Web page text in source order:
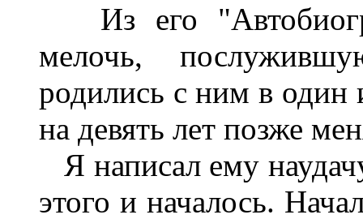
Из его
мелочь,
родились с ним в один
на девять лет позже
Я написал ему
этого и началось.